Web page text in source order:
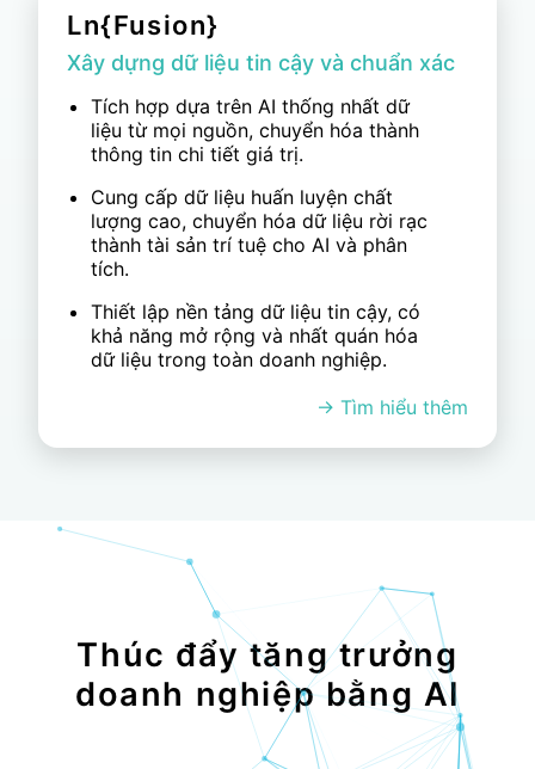
360° Data Genie
Rút ngắn lộ trình từ dữ liệu đến quyết
Tích hợp dữ liệu qua các hệ thống
POS, CRM, ERP và IT/OT, với AI tự
Đảm bảo an ninh dữ liệu với triển khai
SaaS hoặc private, được hỗ trợ bởi
các tiêu chuẩn ISO và quản trị nghiêm
Cho phép phát hiện bất thường và rủi
ro trong thời gian thực, thúc đẩy các
Thúc đẩy tăng trưởng
doanh nghiệp bằng AI